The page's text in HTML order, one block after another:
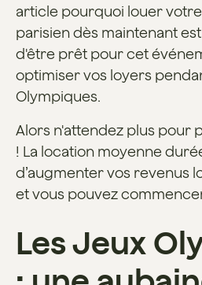
article pourquoi louer
parisien dès maintenant
d'être prêt pour cet
optimiser vos loyers
Olympiques.
Alors n'attendez plus pour
! La location moyenne
d’augmenter vos revenus
et vous pouvez
Les Jeux